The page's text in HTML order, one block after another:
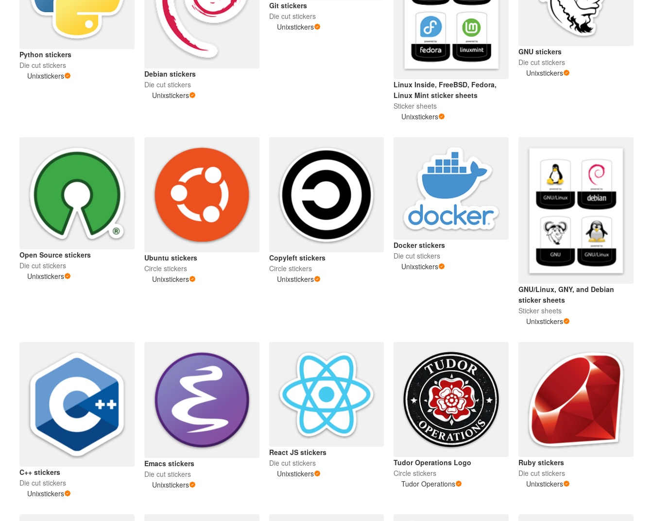
Python stickers
Die cut stickers
Unixstickers
Debian stickers
Die cut stickers
Unixstickers
Git stickers
Die cut stickers
Unixstickers
Linux Inside, FreeBSD, Fedora,
Linux Mint sticker sheets
Sticker sheets
Unixstickers
GNU stickers
Die cut stickers
Unixstickers
Open Source stickers
Die cut stickers
Unixstickers
Ubuntu stickers
Circle stickers
Unixstickers
Copyleft stickers
Circle stickers
Unixstickers
Docker stickers
Die cut stickers
Unixstickers
GNU/Linux, GNY, and Debian
sticker sheets
Sticker sheets
Unixstickers
C++ stickers
Die cut stickers
Unixstickers
Emacs stickers
Die cut stickers
Unixstickers
React JS stickers
Die cut stickers
Unixstickers
Tudor Operations Logo
Circle stickers
Tudor Operations
Ruby stickers
Die cut stickers
Unixstickers